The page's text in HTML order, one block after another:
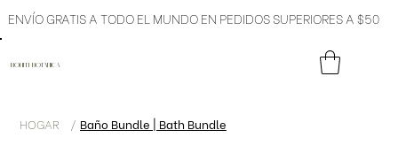
ENVÍO GRATIS A TODO EL MUNDO EN PEDIDOS SUPERIORES A $50
BOHITI BOTÁNICA
HOGAR / Baño Bundle | Bath Bundle